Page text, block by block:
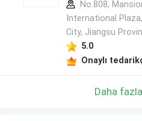
No.808,
International
City, Jiangsu
5.0
Onaylı
Daha